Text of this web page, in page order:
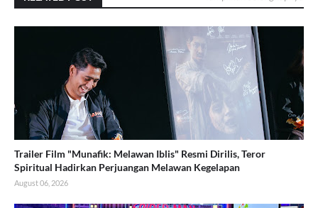
Trailer Film "Munafik: Melawan Iblis" Resmi Dirilis, Teror
Spiritual Hadirkan Perjuangan Melawan Kegelapan
August 06, 2026